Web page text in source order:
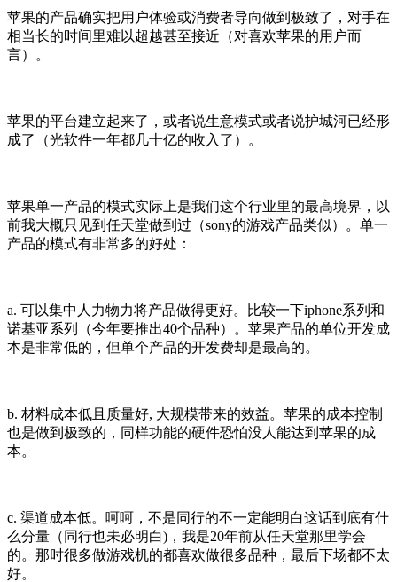
苹果的产品确实把用户体验或消费者导向做到极致了，对手在
相当长的时间里难以超越甚至接近（对喜欢苹果的用户而
言）。
苹果的平台建立起来了，或者说生意模式或者说护城河已经形
成了（光软件一年都几十亿的收入了）。
苹果单一产品的模式实际上是我们这个行业里的最高境界，以
前我大概只见到任天堂做到过（sony的游戏产品类似）。单一
产品的模式有非常多的好处：
a. 可以集中人力物力将产品做得更好。比较一下iphone系列和
诺基亚系列（今年要推出40个品种）。苹果产品的单位开发成
本是非常低的，但单个产品的开发费却是最高的。
b. 材料成本低且质量好, 大规模带来的效益。苹果的成本控制
也是做到极致的，同样功能的硬件恐怕没人能达到苹果的成
本。
c. 渠道成本低。呵呵，不是同行的不一定能明白这话到底有什
么分量（同行也未必明白)，我是20年前从任天堂那里学会
的。那时很多做游戏机的都喜欢做很多品种，最后下场都不太
好。